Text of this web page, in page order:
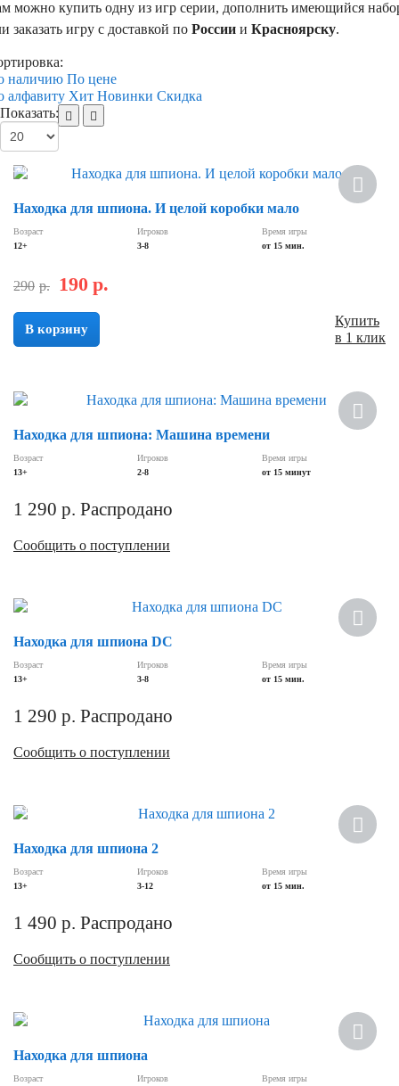
можно купить одну из игр серии, дополнить имеющийся
заказать игру с доставкой по России и Красноярску.
наличию По цене
алфавиту Хит Новинки Скидка
Показать:
Скидка
Находка для шпиона. И целой коробки мало
Возраст
12+
Игроков
3-8
Время игры
от 15 мин.
290 р. 190 р.
В корзину
Купить
в 1 клик
Находка для шпиона: Машина времени
Возраст
13+
Игроков
2-8
Время игры
от 15 минут
1 290 р. Распродано
Сообщить о поступлении
Находка для шпиона DC
Возраст
13+
Игроков
3-8
Время игры
от 15 мин.
1 290 р. Распродано
Сообщить о поступлении
Хит
Находка для шпиона 2
Возраст
13+
Игроков
3-12
Время игры
от 15 мин.
1 490 р. Распродано
Сообщить о поступлении
Хит
Находка для шпиона
Возраст
Игроков
Время игры